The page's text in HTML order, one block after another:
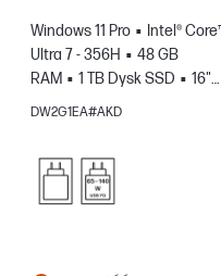
Windows 11 Pro
Intel®
Ultra 7 - 356H
48 GB
RAM
1 TB Dysk SSD
16"
WUXGA Ekran
GB)
DW2G1EA#AKD